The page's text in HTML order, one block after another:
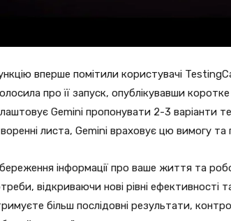
вперше помітили користувачі
про її запуск, опублікувавши
Gemini пропонувати 2-3 варіанти
листа, Gemini враховує цю вимогу та
інформації про ваше життя та
відкриваючи нові рівні ефективності
більш послідовні результати,